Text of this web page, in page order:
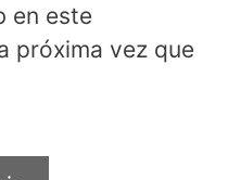
en este
próxima vez que